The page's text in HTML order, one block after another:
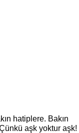
hatiplere. Bakın
aşk yoktur aşk!